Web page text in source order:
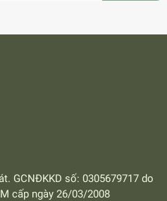
GCNĐKKD số: 0305679717 do
cấp ngày 26/03/2008